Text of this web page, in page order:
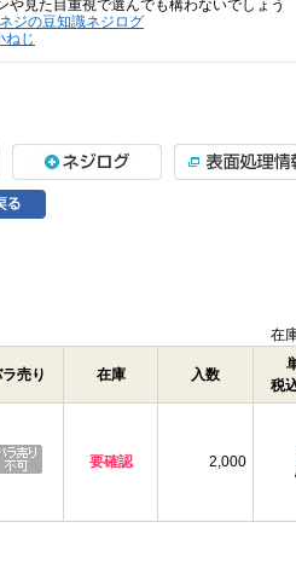
や見た目重視で選んでも構わないでしょう
ジの豆知識ネジログ
ねじ
在
売り 在庫 入数
税
要確認 2,000